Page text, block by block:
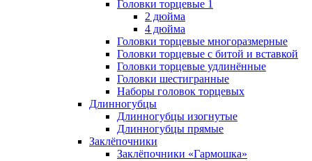
Головки торцевые 1
2 дюйма
4 дюйма
Головки торцевые многоразмерные
Головки торцевые с битой и вставкой
Головки торцевые удлинённые
Головки шестигранные
Наборы головок торцевых
Длинногубцы
Длинногубцы изогнутые
Длинногубцы прямые
Заклёпочники
Заклёпочники «Гармошка»